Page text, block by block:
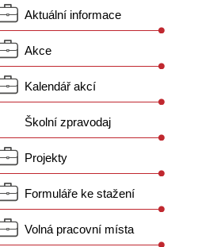
Aktuální informace
Akce
Kalendář akcí
Školní zpravodaj
Projekty
Formuláře ke stažení
Volná pracovní místa